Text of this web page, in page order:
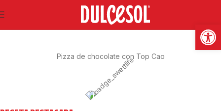
SWEET LIFE
Pizza de chocolate con Top Cao